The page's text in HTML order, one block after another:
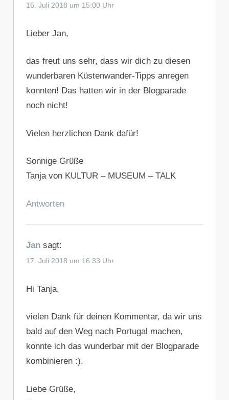
16. Juli 2018 um 15:00 Uhr
Lieber Jan,
das freut uns sehr, dass wir dich zu diesen
wunderbaren Küstenwander-Tipps anregen
konnten! Das hatten wir in der Blogparade
noch nicht!
Vielen herzlichen Dank dafür!
Sonnige Grüße
Tanja von KULTUR – MUSEUM – TALK
Antworten
Jan sagt:
17. Juli 2018 um 16:33 Uhr
Hi Tanja,
vielen Dank für deinen Kommentar, da wir uns
bald auf den Weg nach Portugal machen,
konnte ich das wunderbar mit der Blogparade
kombinieren :).
Liebe Grüße,